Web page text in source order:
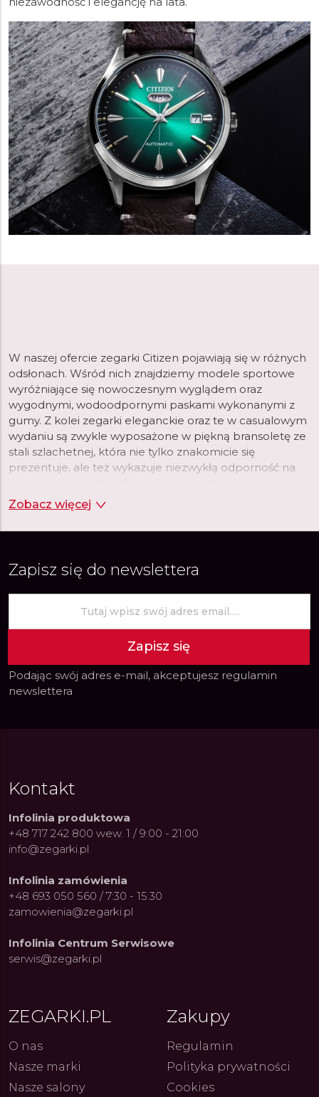
Constant: Pasja,
i Dostępny Luksus z
Fenomen marki Festina. Od
kolarskich pasji do ikonicznych
kolekcji zegarków
W naszej ofercie zegarki Citizen pojawiają się w różnych
odsłonach. Wśród nich znajdziemy modele sportowe
wyróżniające się nowoczesnym wyglądem oraz
wygodnymi, wodoodpornymi paskami wykonanymi z
gumy. Z kolei zegarki eleganckie oraz te w casualowym
wydaniu są zwykle wyposażone w piękną bransoletę ze
stali szlachetnej, która nie tylko znakomicie się
prezentuje, ale też wykazuje niezwykłą odporność na
również tarcze tworzone przez markę Citizen. Wśród
nich nie brakuje dużych, czytelnych tarcz, na których
nierzadko umieszczone są chronografy, datowniki czy
Zobacz więcej
Zapisz się do newslettera
Zapisz się
Podając swój adres e-mail, akceptujesz regulamin
newslettera
Kontakt
Infolinia produktowa
+48 717 242 800 wew. 1 / 9:00 - 21:00
info@zegarki.pl
Infolinia zamówienia
+48 693 050 560 / 7:30 - 15:30
zamowienia@zegarki.pl
Infolinia Centrum Serwisowe
serwis@zegarki.pl
ZEGARKI.PL
O nas
Nasze marki
Nasze salony
Zakupy
Regulamin
Polityka prywatności
Cookies